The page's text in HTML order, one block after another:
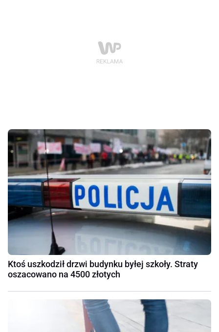
Ktoś uszkodził drzwi budynku byłej szkoły. Straty
oszacowano na 4500 złotych